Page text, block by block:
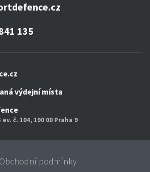
výdejní místa
ev. č. 104, 190 00 Praha 9
135
Obchodní podmínky